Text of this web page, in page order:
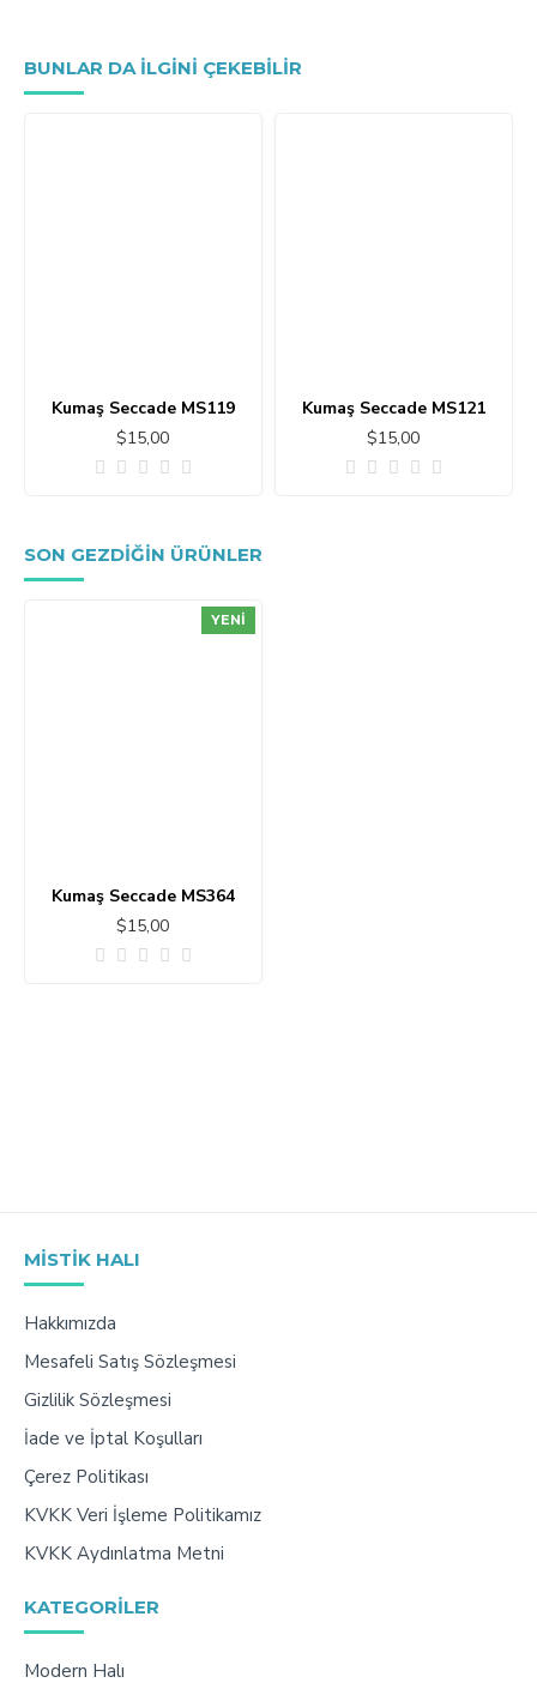
BUNLAR DA ILGINI ÇEKEBILIR
Kumaş Seccade MS119
$15,00
Kumaş Seccade MS121
$15,00
SON GEZDIĞIN ÜRÜNLER
YENI
Kumaş Seccade MS364
$15,00
MISTIK HALI
Hakkımızda
Mesafeli Satış Sözleşmesi
Gizlilik Sözleşmesi
İade ve İptal Koşulları
Çerez Politikası
KVKK Veri İşleme Politikamız
KVKK Aydınlatma Metni
KATEGORILER
Modern Halı